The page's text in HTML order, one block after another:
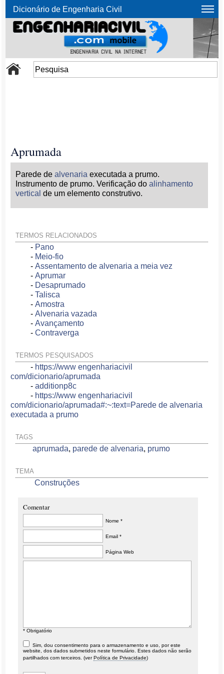
Dicionário de Engenharia Civil
Aprumada
Parede dealvenaria executada a prumo.
Instrumento de prumo. Verificação doalinhamento
vertical de um elemento construtivo.
TERMOS RELACIONADOS
- Pano
- Meio-fio
-Assentamento de alvenaria a meia vez
-Aprumar
- Desaprumado
-Talisca
-Amostra
-Alvenaria vazada
-Avançamento
-Contraverga
TERMOS PESQUISADOS
- https://www engenhariacivil
com/dicionario/aprumada
-additionp8c
- https://www engenhariacivil
com/dicionario/aprumada#:~:text=Parede de alvenaria
executada a prumo
TAGS
aprumada, parede de alvenaria, prumo
TEMA
Construções
Comentar
Nome *
Email *
Página Web
* Obrigatório
Sim, dou consentimento para o armazenamento e uso, por este
website, dos dados submetidos neste formulário. Estes dados não serão
partilhados com terceiros. (verPolítica de Privacidade)